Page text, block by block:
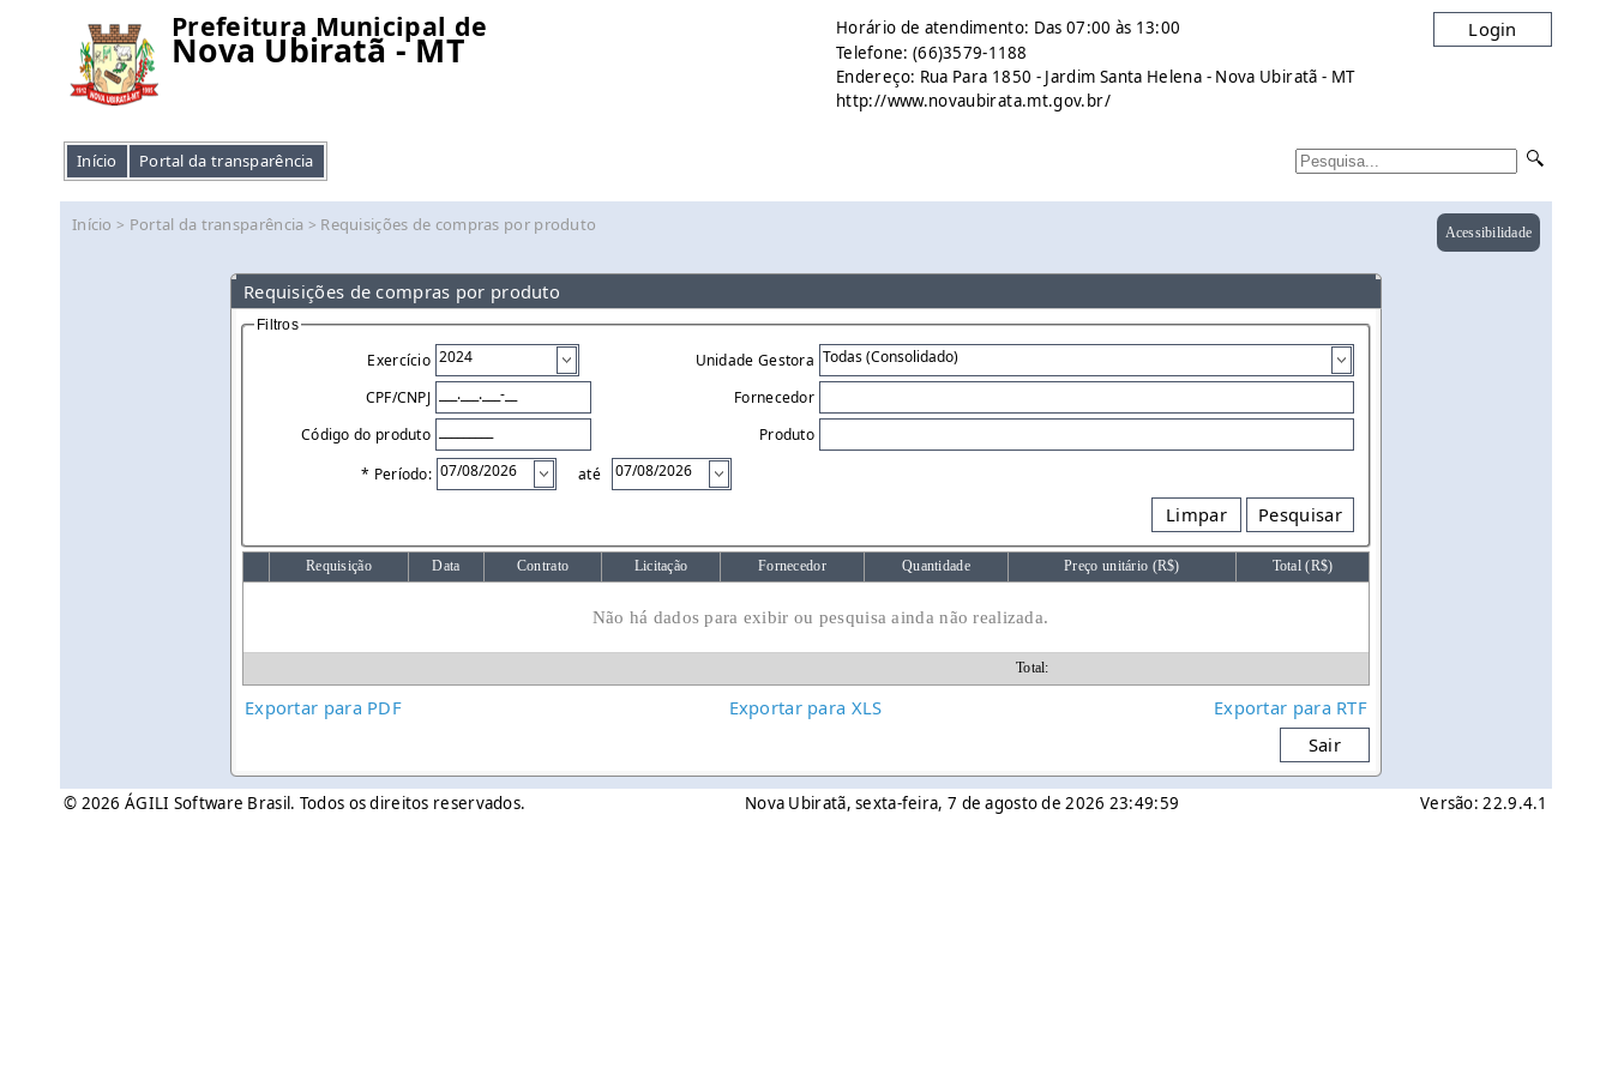
Login
Prefeitura Municipal de Horário de atendimento: Das 07:00 às 13:00
Nova Ubiratã - MT
Telefone: (66)3579-1188
Endereço: Rua Para 1850 - Jardim Santa Helena - Nova Ubiratã - MT
http://www.novaubirata.mt.gov.br/
Início Portal da transparência
Início > Portal da transparência > Requisições de compras por produto Acessibilidade
Requisições de compras por produto
Filtros
Exercício
Unidade Gestora
CPF/CNPJ
Fornecedor
Código do produto
Produto
* Período:
até
Limpar Pesquisar
Requisição Data Contrato Licitação Fornecedor Quantidade Preço unitário (R$) Total (R$)
Não há dados para exibir ou pesquisa ainda não realizada.
Total:
Exportar para PDF Exportar para XLS
Exportar para RTF
Sair
© 2026 ÁGILI Software Brasil. Todos os direitos reservados. Nova Ubiratã, sexta-feira, 7 de agosto de 2026 23:49:59 Versão: 22.9.4.1